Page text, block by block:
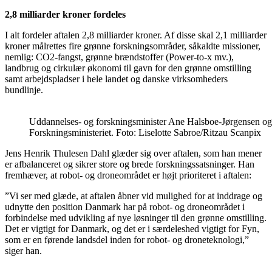
2,8 milliarder kroner fordeles
I alt fordeler aftalen 2,8 milliarder kroner. Af disse skal 2,1 milliarder
kroner målrettes fire grønne forskningsområder, såkaldte missioner,
nemlig: CO2-fangst, grønne brændstoffer (Power-to-x mv.),
landbrug og cirkulær økonomi til gavn for den grønne omstilling
samt arbejdspladser i hele landet og danske virksomheders
bundlinje.
Uddannelses- og forskningsminister Ane Halsboe-Jørgensen
Forskningsministeriet. Foto: Liselotte Sabroe/Ritzau Scanpix
Jens Henrik Thulesen Dahl glæder sig over aftalen, som han mener
er afbalanceret og sikrer store og brede forskningssatsninger. Han
fremhæver, at robot- og droneområdet er højt prioriteret i aftalen:
”Vi ser med glæde, at aftalen åbner vid mulighed for at inddrage og
udnytte den position Danmark har på robot- og droneområdet i
forbindelse med udvikling af nye løsninger til den grønne omstilling.
Det er vigtigt for Danmark, og det er i særdeleshed vigtigt for Fyn,
som er en førende landsdel inden for robot- og droneteknologi,”
siger han.